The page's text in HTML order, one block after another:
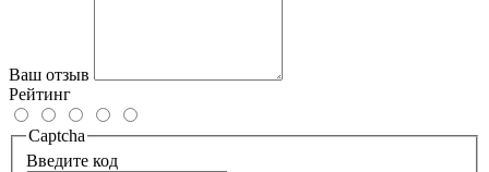
Ваш отзыв
Рейтинг
Captcha
Введите код